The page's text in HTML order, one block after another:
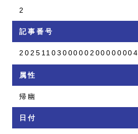
2
記事番号
2025110300000200000004
属性
帰幽
日付